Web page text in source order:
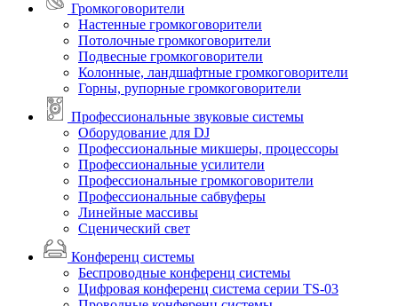
Громкоговорители
Настенные громкоговорители
Потолочные громкоговорители
Подвесные громкоговорители
Колонные, ландшафтные громкоговорители
Горны, рупорные громкоговорители
Профессиональные звуковые системы
Оборудование для DJ
Профессиональные микшеры, процессоры
Профессиональные усилители
Профессиональные громкоговорители
Профессиональные сабвуферы
Линейные массивы
Сценический свет
Конференц системы
Беспроводные конференц системы
Цифровая конференц система серии TS-03